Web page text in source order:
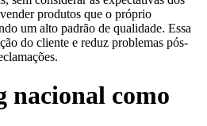
produtos que o próprio
um alto padrão de qualidade. Essa
do cliente e reduz problemas pós-
nacional como